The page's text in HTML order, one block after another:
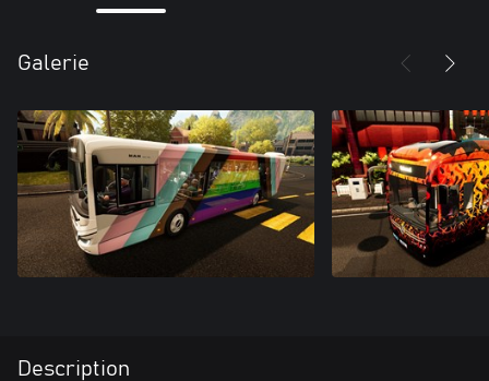
Galerie
Description